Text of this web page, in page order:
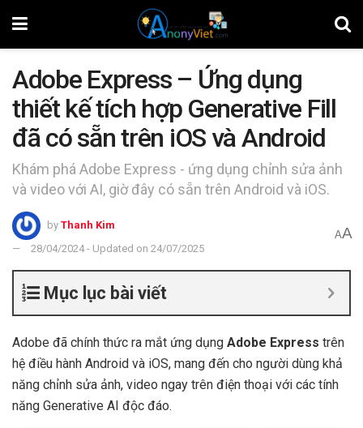
Adobe Express – Ứng dụng
thiết kế tích hợp Generative Fill
đã có sẵn trên iOS và Android
Khám phá Adobe Express - ứng dụng chỉnh sửa ảnh
và video với AI, giờ đây có sẵn trên Android và iOS.
by Thanh Kim
28/04/2024 - Updated on 24/07/2025
AA
Mục lục bài viết
Adobe đã chính thức ra mắt ứng dụng Adobe Express trên
hệ điều hành Android và iOS, mang đến cho người dùng khả
năng chỉnh sửa ảnh, video ngay trên điện thoại với các tính
năng Generative AI độc đáo.